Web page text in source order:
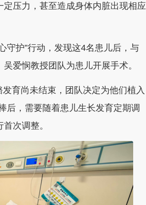
压力，甚至造成身体内脏出现相应
护”行动，发现这4名患儿后，与
爱悯教授团队为患儿开展手术。
育尚未结束，团队决定为他们植入
后，需要随着患儿生长发育定期调
次调整。